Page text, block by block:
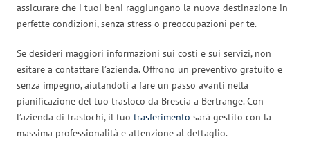
assicurare che i tuoi beni raggiungano la nuova destinazione in
perfette condizioni, senza stress o preoccupazioni per te.
Se desideri maggiori informazioni sui costi e sui servizi, non
esitare a contattare l’azienda. Offrono un preventivo gratuito e
senza impegno, aiutandoti a fare un passo avanti nella
pianificazione del tuo trasloco da Brescia a Bertrange. Con
l’azienda di traslochi, il tuo trasferimento sarà gestito con la
massima professionalità e attenzione al dettaglio.